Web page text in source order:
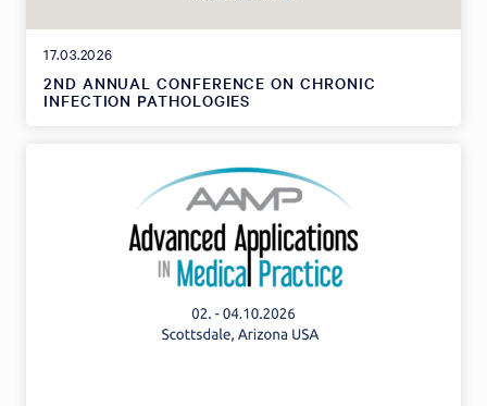
17.03.2026
2ND ANNUAL CONFERENCE ON CHRONIC
INFECTION PATHOLOGIES